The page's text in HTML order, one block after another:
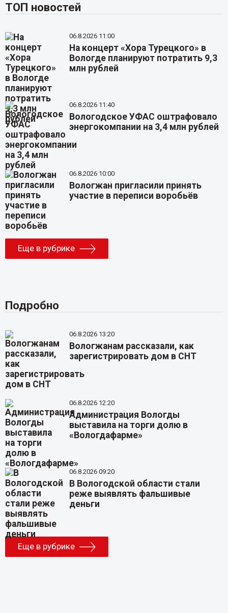
ТОП новостей
06.8.2026 11:00
На концерт «Хора Турецкого» в
Вологде планируют потратить 9,3
млн рублей
06.8.2026 11:40
Вологодское УФАС оштрафовало
энергокомпании на 3,4 млн рублей
06.8.2026 10:00
Вологжан пригласили принять
участие в переписи воробьёв
Еще в рубрике
Подробно
06.8.2026 13:20
Вологжанам рассказали, как
зарегистрировать дом в СНТ
06.8.2026 12:20
Администрация Вологды
выставила на торги долю в
«Вологдафарме»
06.8.2026 09:20
В Вологодской области стали
реже выявлять фальшивые
деньги
Еще в рубрике